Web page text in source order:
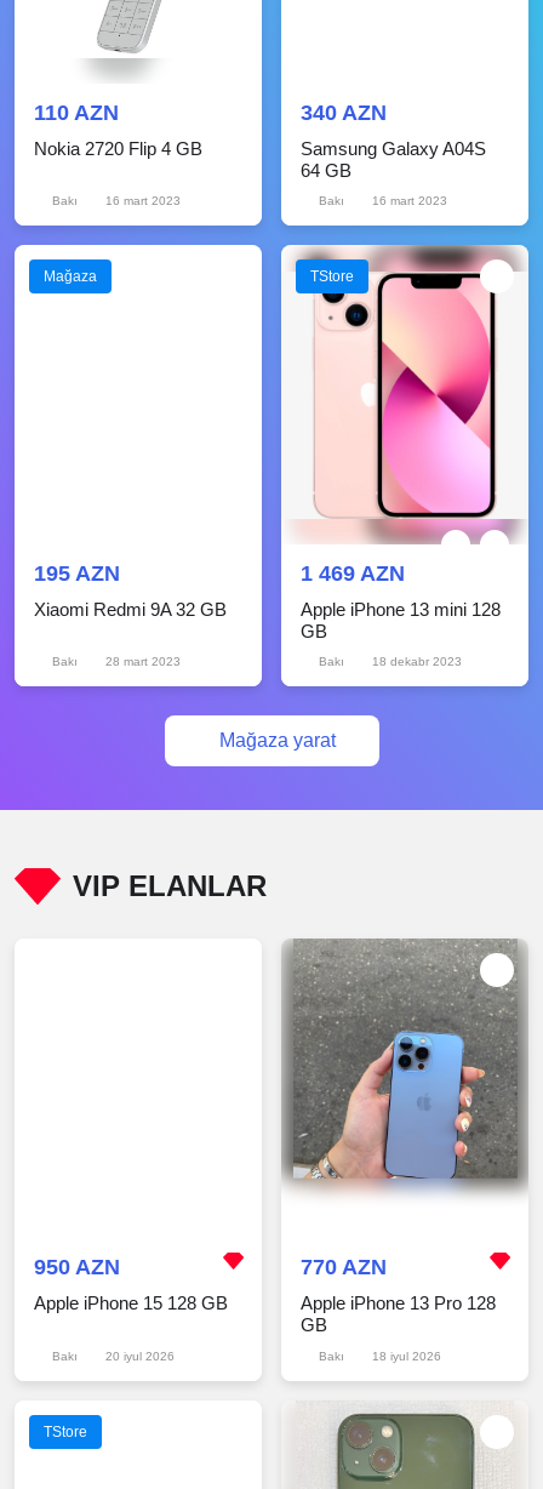
110 AZN
Nokia 2720 Flip 4 GB
Bakı 16 mart 2023
340 AZN
Samsung Galaxy A04S
64 GB
Bakı 16 mart 2023
Mağaza
195 AZN
Xiaomi Redmi 9A 32 GB
Bakı 28 mart 2023
TStore
1 469 AZN
Apple iPhone 13 mini 128
GB
Bakı 18 dekabr 2023
Mağaza yarat
VIP ELANLAR
950 AZN
Apple iPhone 15 128 GB
Bakı 20 iyul 2026
770 AZN
Apple iPhone 13 Pro 128
GB
Bakı 18 iyul 2026
TStore